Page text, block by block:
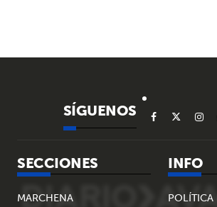
SÍGUENOS
SECCIONES
MARCHENA
INFO